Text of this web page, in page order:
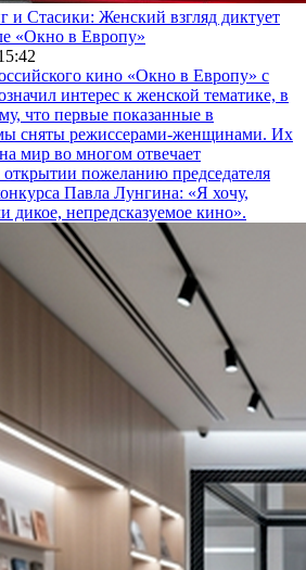
и Стасики: Женский взгляд диктует
«Окно в Европу»
кино «Окно в Европу» с
интерес к женской тематике, в
что первые показанные в
сняты режиссерами-женщинами. Их
мир во многом отвечает
пожеланию председателя
Павла Лунгина: «Я хочу,
дикое, непредсказуемое кино».